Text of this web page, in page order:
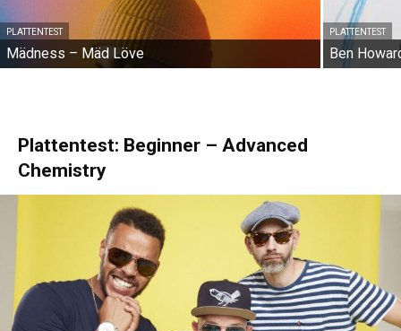
PLATTENTEST
Mädness – Mäd Löve
PLATTENTEST
Ben
Plattentest: Beginner – Advanced
Chemistry